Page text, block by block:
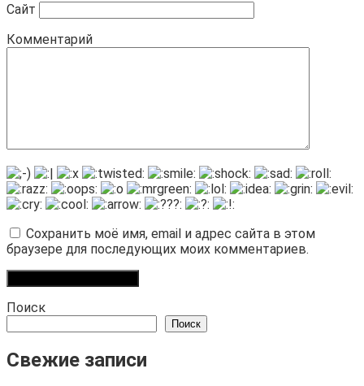
Сайт
Комментарий
Сохранить моё имя, email и адрес сайта в этом
браузере для последующих моих комментариев.
Поиск
Поиск
Свежие записи